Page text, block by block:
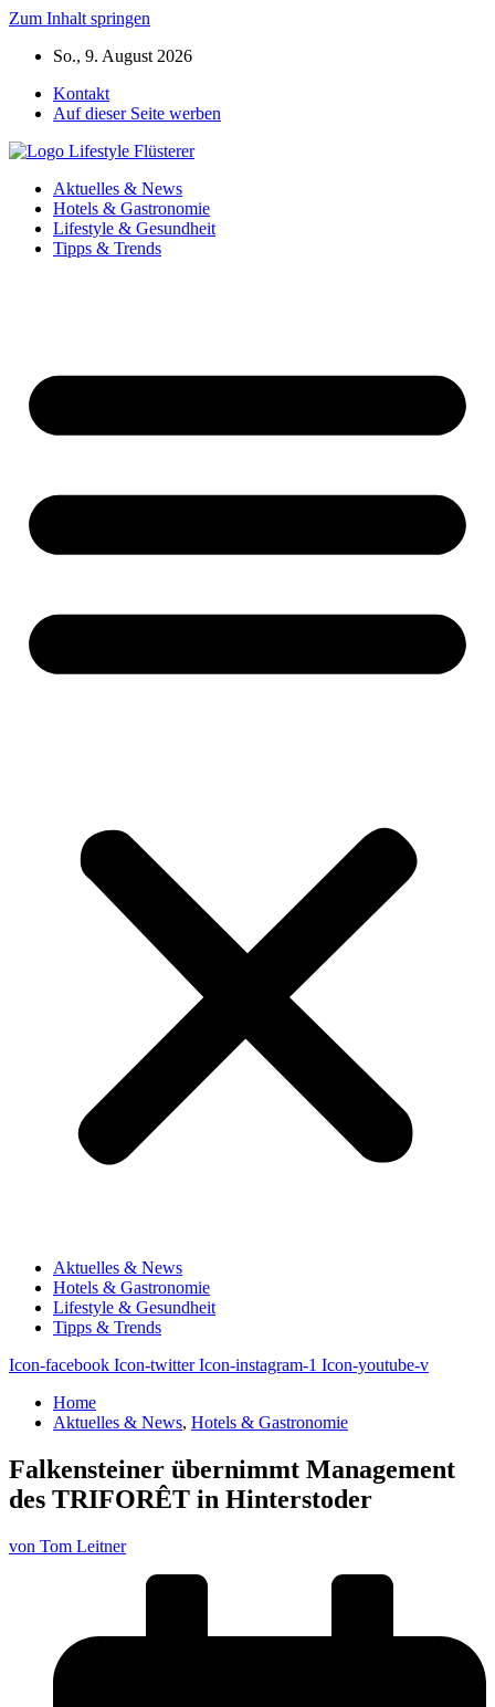
Zum Inhalt springen
So., 9. August 2026
Kontakt
Auf dieser Seite werben
Aktuelles & News
Hotels & Gastronomie
Lifestyle & Gesundheit
Tipps & Trends
Aktuelles & News
Hotels & Gastronomie
Lifestyle & Gesundheit
Tipps & Trends
Icon-facebook Icon-twitter Icon-instagram-1 Icon-youtube-v
Home
Aktuelles & News, Hotels & Gastronomie
Falkensteiner übernimmt Management
des TRIFORÊT in Hinterstoder
von Tom Leitner